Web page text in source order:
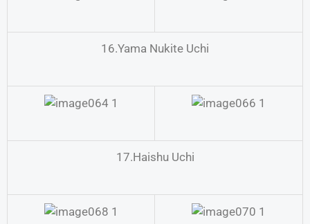
16.Yama Nukite Uchi
17.Haishu Uchi